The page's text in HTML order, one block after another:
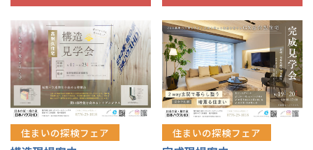
住まいの探検フェア 住まいの探検フェア